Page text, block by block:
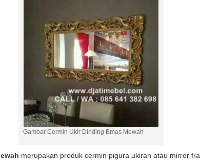
Gambar Cermin Ukir Dinding Emas Mewah
merupakan produk cermin pigura ukiran atau mirror